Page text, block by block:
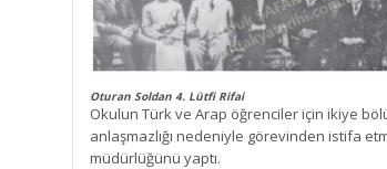
Oturan Soldan 4. Lütfi Rifai
Okulun Türk ve Arap öğrenciler için ikiye
anlaşmazlığı nedeniyle görevinden istifa
müdürlüğünü yaptı.